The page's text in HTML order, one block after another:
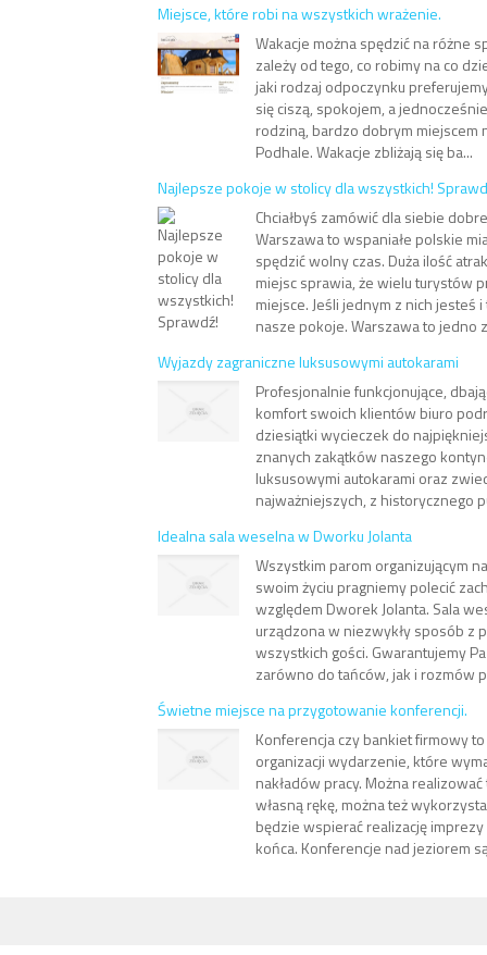
Miejsce, które robi na wszystkich wrażenie.
Wakacje można spędzić na różne
zależy od tego, co robimy na co
jaki rodzaj odpoczynku
się ciszą, spokojem, a
rodziną, bardzo dobrym miejscem
Podhale. Wakacje zbliżają się ba...
Najlepsze pokoje w stolicy dla wszystkich!
Chciałbyś zamówić dla siebie
Warszawa to wspaniałe polskie
spędzić wolny czas. Duża ilość
miejsc sprawia, że wielu turystów
miejsce. Jeśli jednym z nich jesteś
nasze pokoje. Warszawa to jedno
Wyjazdy zagraniczne luksusowymi autokarami
Profesjonalnie funkcjonujące,
komfort swoich klientów biuro
dziesiątki wycieczek do
znanych zakątków naszego
luksusowymi autokarami oraz
najważniejszych, z historycznego
Idealna sala weselna w Dworku Jolanta
Wszystkim parom organizującym
swoim życiu pragniemy polecić
względem Dworek Jolanta. Sala
urządzona w niezwykły sposób z
wszystkich gości. Gwarantujemy
zarówno do tańców, jak i rozmów
Świetne miejsce na przygotowanie konferencji.
Konferencja czy bankiet firmowy
organizacji wydarzenie, które
nakładów pracy. Można
własną rękę, można też
będzie wspierać realizację
końca. Konferencje nad jeziorem